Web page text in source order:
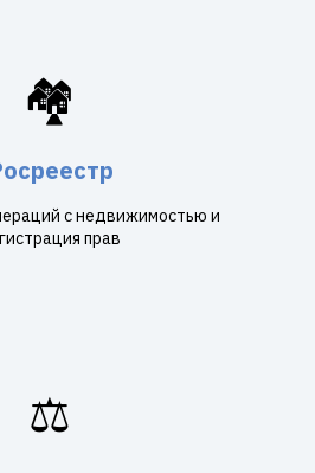
🏘️
с недвижимостью и
прав
⚖️